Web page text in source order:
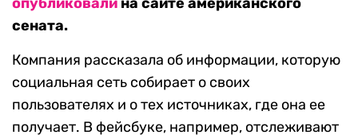
сената.
Компания рассказала об информации, которую
социальная сеть собирает о своих
пользователях и о тех источниках, где она ее
получает. В фейсбуке, например, отслеживают